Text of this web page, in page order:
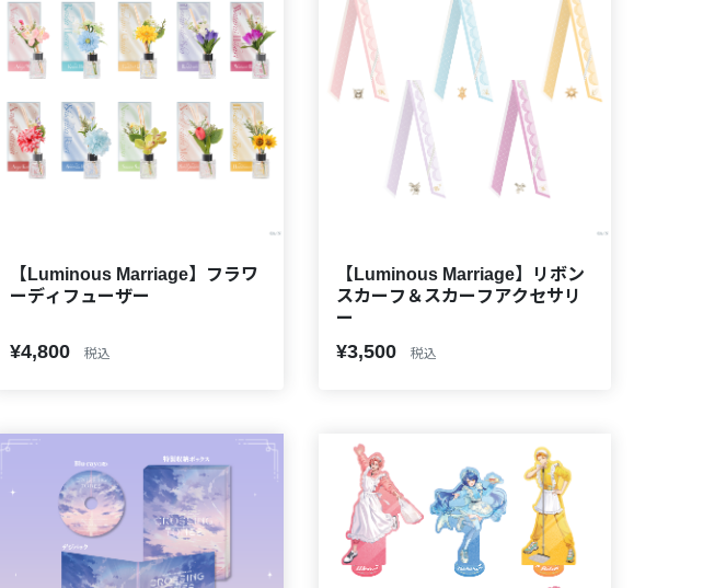
【Luminous Marriage】フラワ
ーディフューザー
¥4,800 税込
【Luminous Marriage】リボン
スカーフ＆スカーフアクセサリ
ー
¥3,500 税込